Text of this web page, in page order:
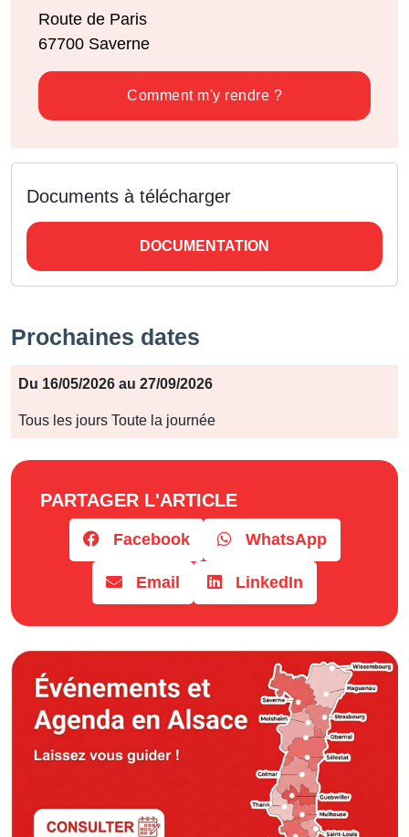
Route de Paris
67700 Saverne
Comment m'y rendre ?
Documents à télécharger
DOCUMENTATION
Prochaines dates
Période
Jours
Du 16/05/2026 au 27/09/2026
Tous les jours Toute la journée
PARTAGER L'ARTICLE
Facebook WhatsApp
Email LinkedIn